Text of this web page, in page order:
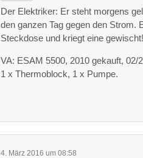
Der Elektriker: Er steht morgens
den ganzen Tag gegen den Strom.
Steckdose und kriegt eine gewischt!
VA: ESAM 5500, 2010 gekauft, 02/
1 x Thermoblock, 1 x Pumpe.
4. März 2016 um 08:58